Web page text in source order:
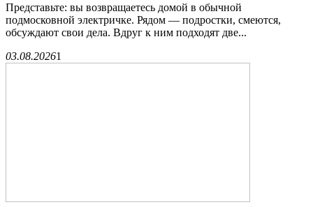
Представьте: вы возвращаетесь домой в обычной
подмосковной электричке. Рядом — подростки, смеются,
обсуждают свои дела. Вдруг к ним подходят две...
03.08.20261